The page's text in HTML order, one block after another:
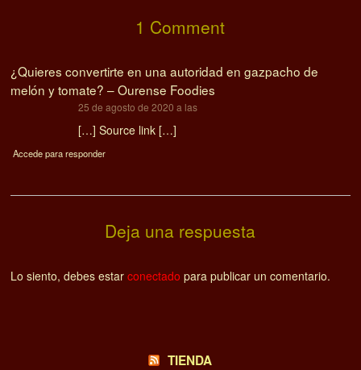
1 Comment
¿Quieres convertirte en una autoridad en gazpacho de
melón y tomate? – Ourense Foodies
25 de agosto de 2020 a las
[…] Source link […]
Accede para responder
Deja una respuesta
Lo siento, debes estarconectado para publicar un comentario.
TIENDA